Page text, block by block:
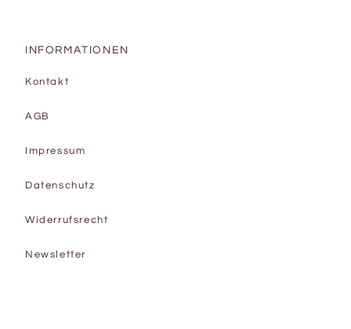
INFORMATIONEN
Kontakt
AGB
Impressum
Datenschutz
Widerrufsrecht
Newsletter